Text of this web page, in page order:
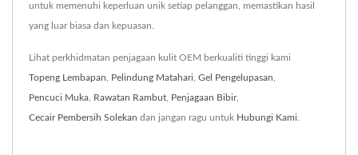
untuk memenuhi keperluan unik setiap pelanggan, memastikan hasil
yang luar biasa dan kepuasan.
Lihat perkhidmatan penjagaan kulit OEM berkualiti tinggi kami
Topeng Lembapan Pelindung Matahari Gel Pengelupasan
Pencuci Muka Rawatan Rambut Penjagaan Bibir,
Cecair Pembersih Solekan dan jangan ragu untuk Hubungi Kami